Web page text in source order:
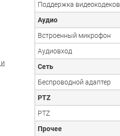
Поддержка видеокодеков
Аудио
Встроенный микрофон
Аудиовход
Сеть
Беспроводной адаптер
PTZ
PTZ
Прочее